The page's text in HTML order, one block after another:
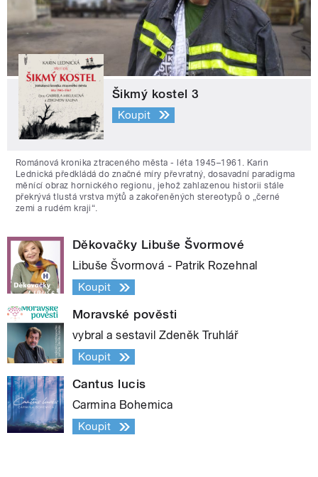
Šikmý kostel 3
Koupit
Románová kronika ztraceného města - léta 1945–1961. Karin
Lednická předkládá do značné míry převratný, dosavadní paradigma
měnící obraz hornického regionu, jehož zahlazenou historii stále
překrývá tlustá vrstva mýtů a zakořeněných stereotypů o „černé
zemi a rudém kraji“.
Děkovačky Libuše Švormové
Libuše Švormová - Patrik Rozehnal
Koupit
Moravské pověsti
vybral a sestavil Zdeněk Truhlář
Koupit
Cantus lucis
Carmina Bohemica
Koupit